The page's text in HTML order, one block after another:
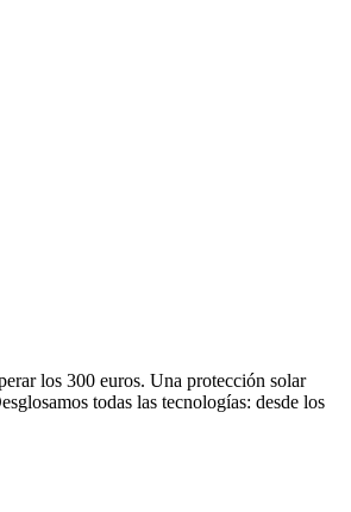
los 300 euros. Una protección solar
todas las tecnologías: desde los